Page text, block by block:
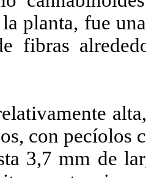
planta, fue
fibras
con pecíolos
3,7 mm de